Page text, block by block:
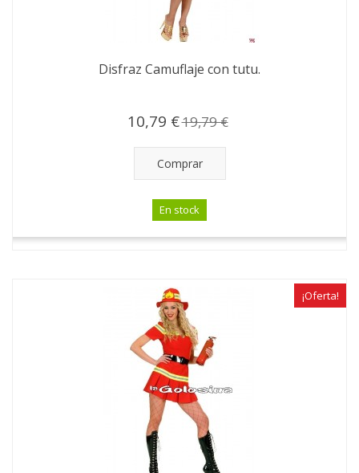
Disfraz Camuflaje con tutu.
10,79 €19,79 €
Comprar
En stock
¡Oferta!